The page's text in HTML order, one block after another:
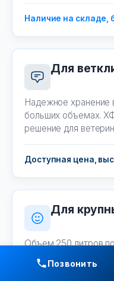
Позвонить
Наличие на складе,
Для
Надежное хранение
больших объемах.
решение для
Доступная цена,
Для
Объем 250 литров
централизованного
материалов в